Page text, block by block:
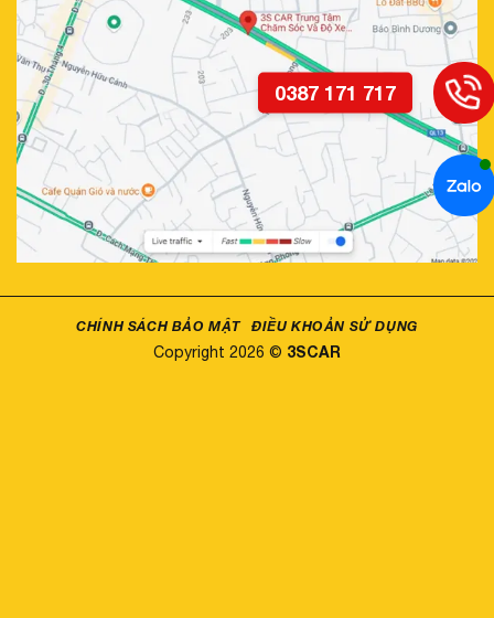
CHÍNH SÁCH BẢO MẬT ĐIỀU KHOẢN SỬ DỤNG
Copyright 2026 © 3SCAR